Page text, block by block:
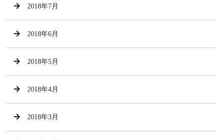
2018年7月
2018年6月
2018年5月
2018年4月
2018年3月